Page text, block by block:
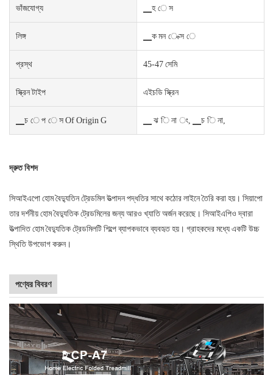
ভাঁজযোগ্য ▁হ ে স
লিঙ্গ ▁ক মন ে ক্স ে
প্রস্থ 45-47 সেমি
স্ক্রিন টাইপ এইচডি স্ক্রিন
▁চ ে প ে স Of Origin G ▁ ঝ ি না ং, ▁চ ি না,
দ্রুত বিশদ
সিআইএপো হোম বৈদ্যুতিন ট্রেডমিল উত্পাদন পদ্ধতির সাথে কঠোর লাইনে তৈরি করা হয়। সিয়াপো
তার দর্শনীয় হোম বৈদ্যুতিক ট্রেডমিলের জন্য আরও খ্যাতি অর্জন করেছে। সিআইএপিও দ্বারা
উত্পাদিত হোম বৈদ্যুতিক ট্রেডমিলটি শিল্পে ব্যাপকভাবে ব্যবহৃত হয়। গ্রাহকদের মধ্যে একটি উচ্চ
স্থিতি উপভোগ করুন।
পণ্যের বিবরণ